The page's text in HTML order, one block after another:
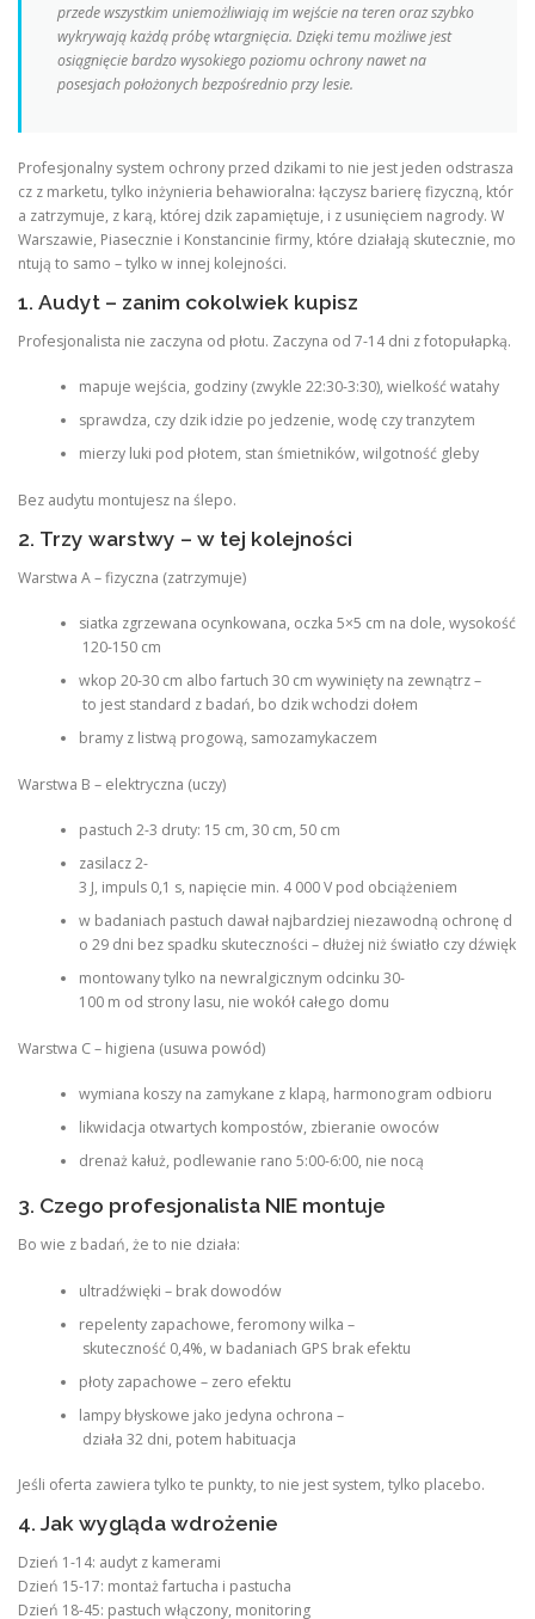
przede wszystkim uniemożliwiają im wejście na teren oraz szybko
wykrywają każdą próbę wtargnięcia. Dzięki temu możliwe jest
osiągnięcie bardzo wysokiego poziomu ochrony nawet na
posesjach położonych bezpośrednio przy lesie.
Profesjonalny system ochrony przed dzikami to nie jest jeden odstrasza
cz z marketu, tylko inżynieria behawioralna: łączysz barierę fizyczną, któr
a zatrzymuje, z karą, której dzik zapamiętuje, i z usunięciem nagrody. W
Warszawie, Piasecznie i Konstancinie firmy, które działają skutecznie, mo
ntują to samo – tylko w innej kolejności.
1. Audyt – zanim cokolwiek kupisz
Profesjonalista nie zaczyna od płotu. Zaczyna od 7-14 dni z fotopułapką.
mapuje wejścia, godziny (zwykle 22:30-3:30), wielkość watahy
sprawdza, czy dzik idzie po jedzenie, wodę czy tranzytem
mierzy luki pod płotem, stan śmietników, wilgotność gleby
Bez audytu montujesz na ślepo.
2. Trzy warstwy – w tej kolejności
Warstwa A – fizyczna (zatrzymuje)
siatka zgrzewana ocynkowana, oczka 5×5 cm na dole, wysokość
120-150 cm
wkop 20-30 cm albo fartuch 30 cm wywinięty na zewnątrz –
to jest standard z badań, bo dzik wchodzi dołem
bramy z listwą progową, samozamykaczem
Warstwa B – elektryczna (uczy)
pastuch 2-3 druty: 15 cm, 30 cm, 50 cm
zasilacz 2-
3 J, impuls 0,1 s, napięcie min. 4 000 V pod obciążeniem
w badaniach pastuch dawał najbardziej niezawodną ochronę d
o 29 dni bez spadku skuteczności – dłużej niż światło czy dźwięk
montowany tylko na newralgicznym odcinku 30-
100 m od strony lasu, nie wokół całego domu
Warstwa C – higiena (usuwa powód)
wymiana koszy na zamykane z klapą, harmonogram odbioru
likwidacja otwartych kompostów, zbieranie owoców
drenaż kałuż, podlewanie rano 5:00-6:00, nie nocą
3. Czego profesjonalista NIE montuje
Bo wie z badań, że to nie działa:
ultradźwięki – brak dowodów
repelenty zapachowe, feromony wilka –
skuteczność 0,4%, w badaniach GPS brak efektu
płoty zapachowe – zero efektu
lampy błyskowe jako jedyna ochrona –
działa 32 dni, potem habituacja
Jeśli oferta zawiera tylko te punkty, to nie jest system, tylko placebo.
4. Jak wygląda wdrożenie
Dzień 1-14: audyt z kamerami
Dzień 15-17: montaż fartucha i pastucha
Dzień 18-45: pastuch włączony, monitoring